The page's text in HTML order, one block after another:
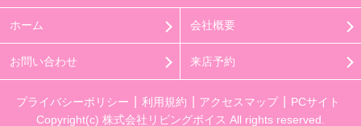
ホーム 会社概要
お問い合わせ 来店予約
プライバシーポリシー 利用規約 アクセスマップ
PCサイト
Copyright(c) 株式会社リビングボイス All rights reserved.